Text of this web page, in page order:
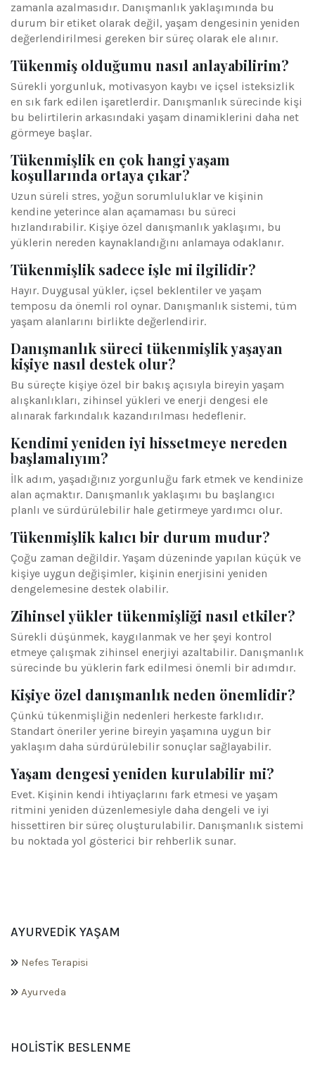
zamanla azalmasıdır. Danışmanlık yaklaşımında bu
durum bir etiket olarak değil, yaşam dengesinin yeniden
değerlendirilmesi gereken bir süreç olarak ele alınır.
Tükenmiş olduğumu nasıl anlayabilirim?
Sürekli yorgunluk, motivasyon kaybı ve içsel isteksizlik
en sık fark edilen işaretlerdir. Danışmanlık sürecinde kişi
bu belirtilerin arkasındaki yaşam dinamiklerini daha net
görmeye başlar.
Tükenmişlik en çok hangi yaşam
koşullarında ortaya çıkar?
Uzun süreli stres, yoğun sorumluluklar ve kişinin
kendine yeterince alan açamaması bu süreci
hızlandırabilir. Kişiye özel danışmanlık yaklaşımı, bu
yüklerin nereden kaynaklandığını anlamaya odaklanır.
Tükenmişlik sadece işle mi ilgilidir?
Hayır. Duygusal yükler, içsel beklentiler ve yaşam
temposu da önemli rol oynar. Danışmanlık sistemi, tüm
yaşam alanlarını birlikte değerlendirir.
Danışmanlık süreci tükenmişlik yaşayan
kişiye nasıl destek olur?
Bu süreçte kişiye özel bir bakış açısıyla bireyin yaşam
alışkanlıkları, zihinsel yükleri ve enerji dengesi ele
alınarak farkındalık kazandırılması hedeflenir.
Kendimi yeniden iyi hissetmeye nereden
başlamalıyım?
İlk adım, yaşadığınız yorgunluğu fark etmek ve kendinize
alan açmaktır. Danışmanlık yaklaşımı bu başlangıcı
planlı ve sürdürülebilir hale getirmeye yardımcı olur.
Tükenmişlik kalıcı bir durum mudur?
Çoğu zaman değildir. Yaşam düzeninde yapılan küçük ve
kişiye uygun değişimler, kişinin enerjisini yeniden
dengelemesine destek olabilir.
Zihinsel yükler tükenmişliği nasıl etkiler?
Sürekli düşünmek, kaygılanmak ve her şeyi kontrol
etmeye çalışmak zihinsel enerjiyi azaltabilir. Danışmanlık
sürecinde bu yüklerin fark edilmesi önemli bir adımdır.
Kişiye özel danışmanlık neden önemlidir?
Çünkü tükenmişliğin nedenleri herkeste farklıdır.
Standart öneriler yerine bireyin yaşamına uygun bir
yaklaşım daha sürdürülebilir sonuçlar sağlayabilir.
Yaşam dengesi yeniden kurulabilir mi?
Evet. Kişinin kendi ihtiyaçlarını fark etmesi ve yaşam
ritmini yeniden düzenlemesiyle daha dengeli ve iyi
hissettiren bir süreç oluşturulabilir. Danışmanlık sistemi
bu noktada yol gösterici bir rehberlik sunar.
AYURVEDIK YAŞAM
Nefes Terapisi
Ayurveda
HOLISTIK BESLENME